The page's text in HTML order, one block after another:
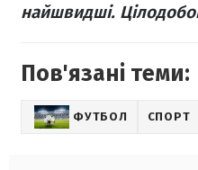
найшвидші.
Пов'язані теми:
ФУТБОЛ СПОРТ